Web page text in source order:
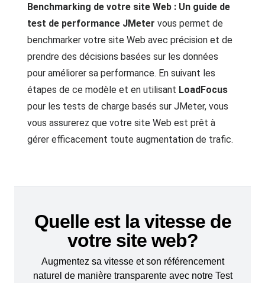
Benchmarking de votre site Web : Un guide de
test de performance JMeter vous permet de
benchmarker votre site Web avec précision et de
prendre des décisions basées sur les données
pour améliorer sa performance. En suivant les
étapes de ce modèle et en utilisant LoadFocus
pour les tests de charge basés sur JMeter, vous
vous assurerez que votre site Web est prêt à
gérer efficacement toute augmentation de trafic.
Quelle est la vitesse de
votre site web?
Augmentez sa vitesse et son référencement
naturel de manière transparente avec notre Test